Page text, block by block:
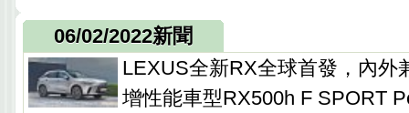
06/02/2022新聞
LEXUS全新RX全球首發，內外
增性能車型RX500h F SPORT